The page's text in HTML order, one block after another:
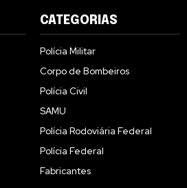
CATEGORIAS
Polícia Militar
Corpo de Bombeiros
Polícia Civil
SAMU
Polícia Rodoviária Federal
Polícia Federal
Fabricantes